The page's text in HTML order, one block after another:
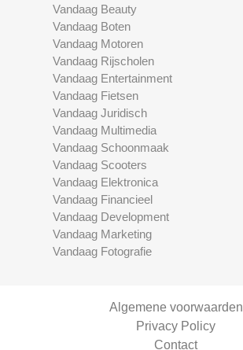
Vandaag Beauty
Vandaag Boten
Vandaag Motoren
Vandaag Rijscholen
Vandaag Entertainment
Vandaag Fietsen
Vandaag Juridisch
Vandaag Multimedia
Vandaag Schoonmaak
Vandaag Scooters
Vandaag Elektronica
Vandaag Financieel
Vandaag Development
Vandaag Marketing
Vandaag Fotografie
Algemene voorwaarden
Privacy Policy
Contact